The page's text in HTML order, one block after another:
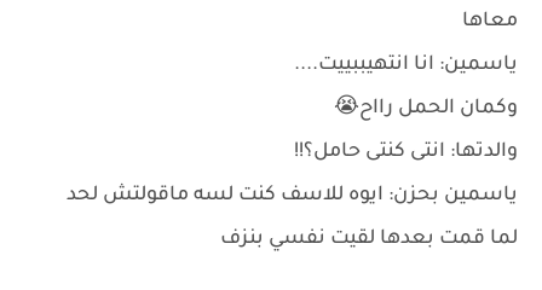
معاها
ياسمين: انا انتهيببييت....
وكمان الحمل رااح😭
والدتها: انتى كنتى حامل؟!!
ياسمين بحزن: ايوه للاسف كنت لسه ماقولتش لحد
لما قمت بعدها لقيت نفسي بنزف